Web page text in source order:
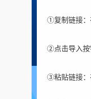
①复制链接
②点击导入
③粘贴链接